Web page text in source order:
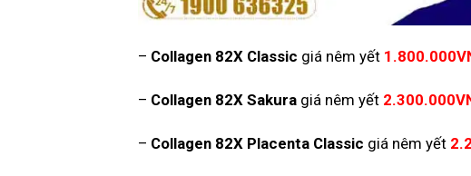
– Collagen 82X Classic giá nêm yết
– Collagen 82X Sakura giá nêm yết
– Collagen 82X Placenta Classic giá nêm yết